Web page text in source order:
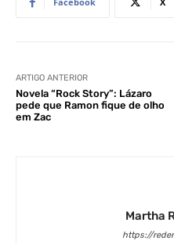
ARTIGO ANTERIOR
Novela “Rock Story”: Lázaro
pede que Ramon fique de olho
em Zac
Martha
https://